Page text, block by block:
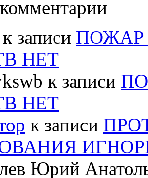
к записи ПОЖАР
НЕТ
к записи
НЕТ
к записи
Юрий